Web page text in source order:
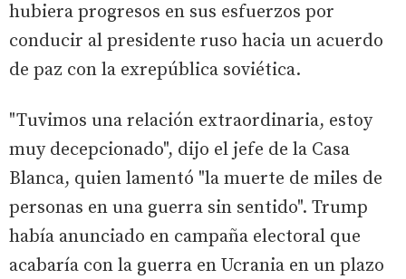
hubiera progresos en sus esfuerzos por
conducir al presidente ruso hacia un acuerdo
de paz con la exrepública soviética.
"Tuvimos una relación extraordinaria, estoy
muy decepcionado", dijo el jefe de la Casa
Blanca, quien lamentó "la muerte de miles de
personas en una guerra sin sentido". Trump
había anunciado en campaña electoral que
acabaría con la guerra en Ucrania en un plazo